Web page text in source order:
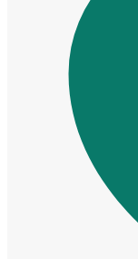
Quy mô